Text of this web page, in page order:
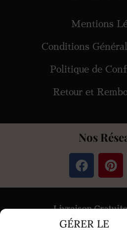
GÉRER LE
Mentions
Conditions
Politique de
Retour et
Nos
Livraison Gratuite